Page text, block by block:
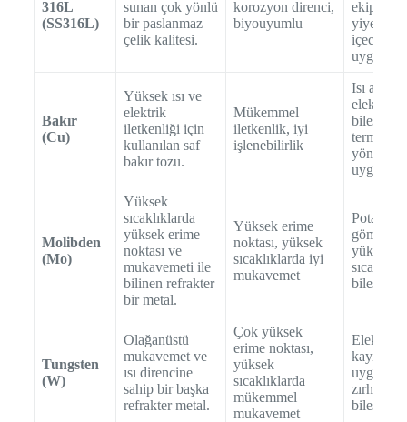
316L
(SS316L)
sunan çok yönlü
bir paslanmaz
çelik kalitesi.
korozyon direnci,
biyouyumlu
yiyecek
içecek
Bakır
(Cu)
Yüksek ısı ve
elektrik
iletkenliği için
kullanılan saf
bakır tozu.
Mükemmel
iletkenlik, iyi
işlenebilirlik
Isı
elektrikli
termal
yönetim
Molibden
(Mo)
Yüksek
sıcaklıklarda
yüksek erime
noktası ve
mukavemeti ile
bilinen refrakter
bir metal.
Yüksek erime
noktası, yüksek
sıcaklıklarda iyi
mukavemet
Pota
yüksek
sıcaklık
Tungsten
(W)
Olağanüstü
mukavemet ve
ısı direncine
sahip bir başka
refrakter metal.
Çok yüksek
erime noktası,
yüksek
sıcaklıklarda
mükemmel
mukavemet
kaynak
zırh